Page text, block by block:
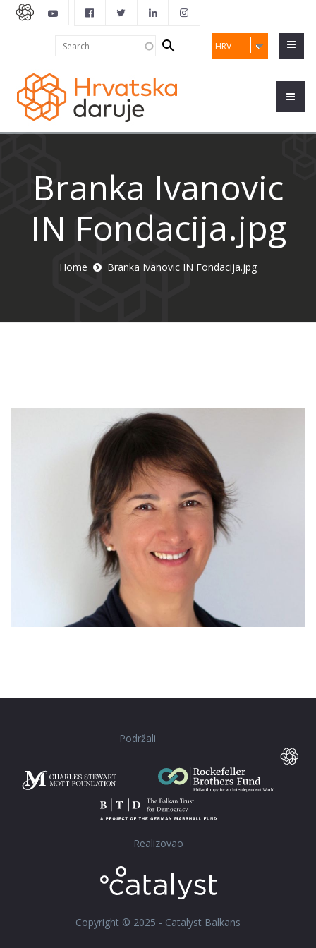
HRV
Search
form
Branka Ivanovic
IN Fondacija.jpg
Home Branka Ivanovic IN Fondacija.jpg
Podržali
Realizovao
Copyright © 2025 - Catalyst Balkans